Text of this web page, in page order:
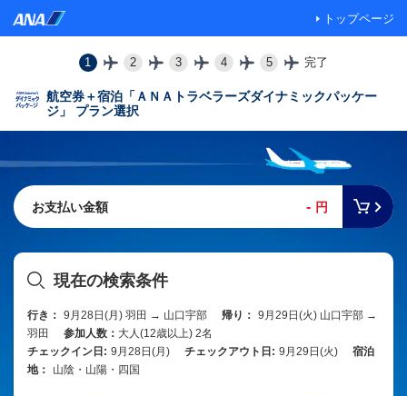
トップページ
1 2 3 4 5 完了
航空券＋宿泊「ＡＮＡトラベラーズダイナミックパッケー
ジ」 プラン選択
お支払い金額 - 円
現在の検索条件
行き： 9月28日(月) 羽田 → 山口宇部 帰り： 9月29日(火) 山口宇部 →
羽田
参加人数： 大人(12歳以上) 2名
チェックイン日: 9月28日(月) チェックアウト日: 9月29日(火)
宿泊
地：
山陰・山陽・四国